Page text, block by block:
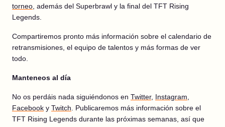
torneo , además del Superbrawl y la final del TFT Rising
Legends.
Compartiremos pronto más información sobre el calendario de
retransmisiones, el equipo de talentos y más formas de ver
todo.
Manteneos al día
No os perdáis nada siguiéndonos en Twitter, Instagram
Facebook y Twitch . Publicaremos más información sobre el
TFT Rising Legends durante las próximas semanas, así que